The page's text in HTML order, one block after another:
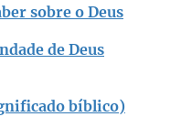
sobre o Deus
de Deus
bíblico)